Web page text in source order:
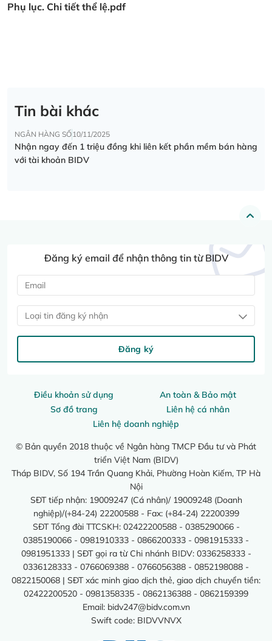
Phụ lục. Chi tiết thể lệ.pdf
Tin bài khác
NGÂN HÀNG SỐ10/11/2025
Nhận ngay đến 1 triệu đồng khi liên kết phần mềm bán hàng
với tài khoản BIDV
Điều khoản sử dụng
An toàn & Bảo mật
Sơ đồ trang
Liên hệ cá nhân
Liên hệ doanh nghiệp
© Bản quyền 2018 thuộc về Ngân hàng TMCP Đầu tư và Phát
triển Việt Nam (BIDV)
Tháp BIDV, Số 194 Trần Quang Khải, Phường Hoàn Kiếm, TP Hà
Nội
SĐT tiếp nhận: 19009247 (Cá nhân)/ 19009248 (Doanh
nghiệp)/(+84-24) 22200588 - Fax: (+84-24) 22200399
SĐT Tổng đài TTCSKH: 02422200588 - 0385290066 -
0385190066 - 0981910333 - 0866200333 - 0981915333 -
0981951333 | SĐT gọi ra từ Chi nhánh BIDV: 0336258333 -
0336128333 - 0766069388 - 0766056388 - 0852198088 -
0822150068 | SĐT xác minh giao dịch thẻ, giao dịch chuyển tiền:
02422200520 - 0981358335 - 0862136388 - 0862159399
Email: bidv247@bidv.com.vn
Swift code: BIDVVNVX
Đăng ký email để nhận thông tin từ BIDV
Loại tin đăng ký nhận
Đăng ký